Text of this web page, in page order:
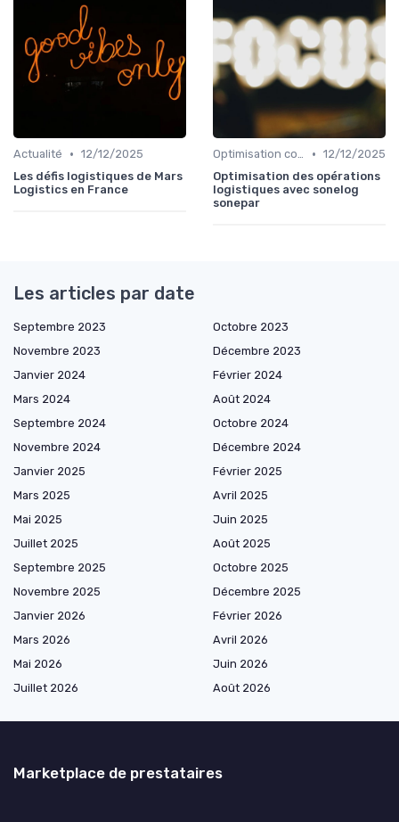
Actualité • 12/12/2025
Les défis logistiques de Mars
Logistics en France
Optimisation coûts • 12/12/2025
Optimisation des opérations
logistiques avec sonelog
sonepar
Les articles par date
Septembre 2023
Octobre 2023
Novembre 2023
Décembre 2023
Janvier 2024
Février 2024
Mars 2024
Août 2024
Septembre 2024
Octobre 2024
Novembre 2024
Décembre 2024
Janvier 2025
Février 2025
Mars 2025
Avril 2025
Mai 2025
Juin 2025
Juillet 2025
Août 2025
Septembre 2025
Octobre 2025
Novembre 2025
Décembre 2025
Janvier 2026
Février 2026
Mars 2026
Avril 2026
Mai 2026
Juin 2026
Juillet 2026
Août 2026
Marketplace de prestataires